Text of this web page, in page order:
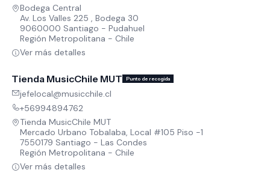
Bodega Central
Av. Los Valles 225 , Bodega 30
9060000 Santiago - Pudahuel
Región Metropolitana - Chile
Ver más detalles
Tienda MusicChile MUT Punto de recogida
jefelocal@musicchile.cl
+56994894762
Tienda MusicChile MUT
Mercado Urbano Tobalaba, Local #105 Piso -1
7550179 Santiago - Las Condes
Región Metropolitana - Chile
Ver más detalles